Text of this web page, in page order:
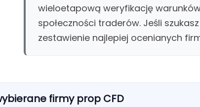
wieloetapową weryfikację
społeczności traderów. Jeśli
zestawienie najlepiej ocenianych
firmy prop CFD